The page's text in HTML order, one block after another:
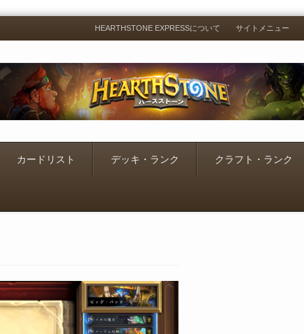
Menu
Skip
to
HEARTHSTONE EXPRESSについて サイトメニュー
カードリスト デッキ・ランク クラフト・ランク